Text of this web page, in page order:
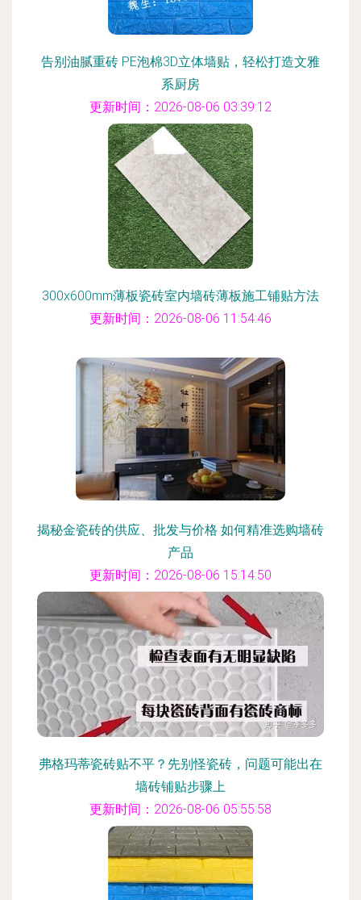
告别油腻重砖 PE泡棉3D立体墙贴，轻松打造文雅
系厨房
更新时间：2026-08-06 03:39:12
300x600mm薄板瓷砖室内墙砖薄板施工铺贴方法
更新时间：2026-08-06 11:54:46
揭秘金瓷砖的供应、批发与价格 如何精准选购墙砖
产品
更新时间：2026-08-06 15:14:50
弗格玛蒂瓷砖贴不平？先别怪瓷砖，问题可能出在
墙砖铺贴步骤上
更新时间：2026-08-06 05:55:58